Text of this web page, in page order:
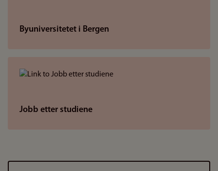
Byuniversitetet i Bergen
Jobb etter studiene